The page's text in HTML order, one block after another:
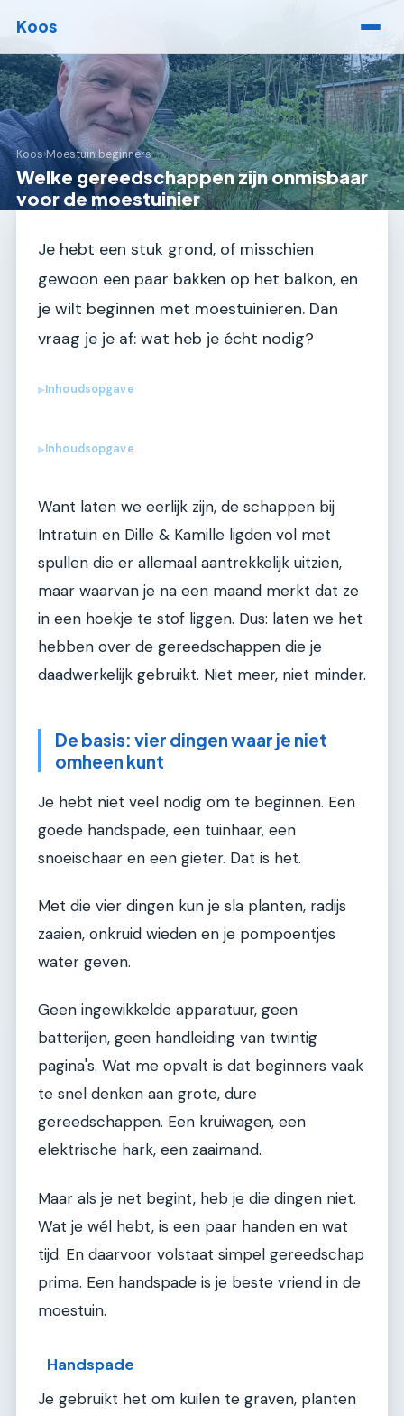
Koos
Koos›Moestuin beginners
Welke gereedschappen zijn onmisbaar
voor de moestuinier
Je hebt een stuk grond, of misschien
gewoon een paar bakken op het balkon, en
je wilt beginnen met moestuinieren. Dan
vraag je je af: wat heb je écht nodig?
▶Inhoudsopgave
▶Inhoudsopgave
Want laten we eerlijk zijn, de schappen bij
Intratuin en Dille & Kamille ligden vol met
spullen die er allemaal aantrekkelijk uitzien,
maar waarvan je na een maand merkt dat ze
in een hoekje te stof liggen. Dus: laten we het
hebben over de gereedschappen die je
daadwerkelijk gebruikt. Niet meer, niet minder.
De basis: vier dingen waar je niet
omheen kunt
Je hebt niet veel nodig om te beginnen. Een
goede handspade, een tuinhaar, een
snoeischaar en een gieter. Dat is het.
Met die vier dingen kun je sla planten, radijs
zaaien, onkruid wieden en je pompoentjes
water geven.
Geen ingewikkelde apparatuur, geen
batterijen, geen handleiding van twintig
pagina's. Wat me opvalt is dat beginners vaak
te snel denken aan grote, dure
gereedschappen. Een kruiwagen, een
elektrische hark, een zaaimand.
Maar als je net begint, heb je die dingen niet.
Wat je wél hebt, is een paar handen en wat
tijd. En daarvoor volstaat simpel gereedschap
prima. Een handspade is je beste vriend in de
moestuin.
Handspade
Je gebruikt het om kuilen te graven, planten